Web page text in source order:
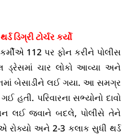
ડિગ્રી ટોર્ચર કર્યો
112 પર ફોન કરીને પોલીસ
ડ્રેસમાં ચાર લોકો આવ્યા અને
બેસાડીને લઈ ગયા. આ સમગ્ર
હતી. પરિવારના સભ્યોનો દાવો
લઈ જવાને બદલે, પોલીસે તેને
રોક્યો અને 2-3 કલાક સુધી થર્ડ